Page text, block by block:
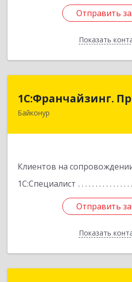
Отправить
Показать
Отправить
Назад
1С:Франчайзинг.
Байконур
Клиентов на
1С:Специалист
Отправить
Показать
468320, Байконур г,
Отправить
Назад